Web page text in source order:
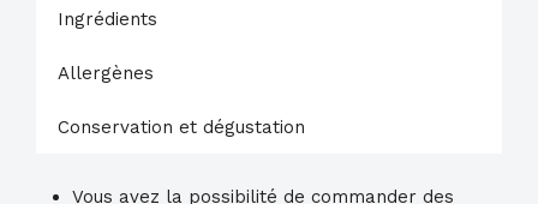
pistache
Ingrédients
Allergènes
Conservation et dégustation
Vous avez la possibilité de commander des